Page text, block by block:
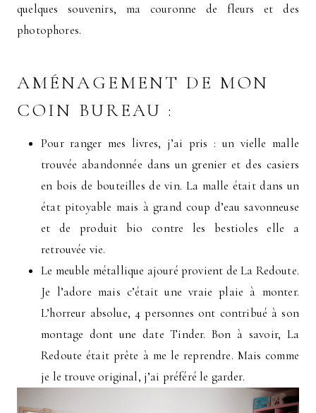
quelques souvenirs, ma couronne de fleurs et des
photophores.
AMÉNAGEMENT DE MON
COIN BUREAU :
Pour ranger mes livres, j’ai pris : un vielle malle
trouvée abandonnée dans un grenier et des casiers
en bois de bouteilles de vin. La malle était dans un
état pitoyable mais à grand coup d’eau savonneuse
et de produit bio contre les bestioles elle a
retrouvée vie.
Le meuble métallique ajouré provient de La Redoute.
Je l’adore mais c’était une vraie plaie à monter.
L’horreur absolue, 4 personnes ont contribué à son
montage dont une date Tinder. Bon à savoir, La
Redoute était prête à me le reprendre. Mais comme
je le trouve original, j’ai préféré le garder.